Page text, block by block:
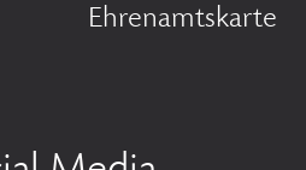
Ehrenamtskarte